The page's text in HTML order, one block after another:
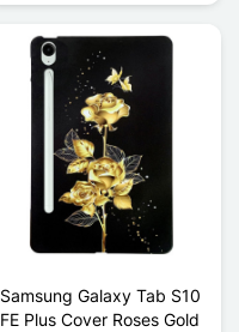
Samsung Galaxy Tab S10
FE Plus Cover Roses Gold